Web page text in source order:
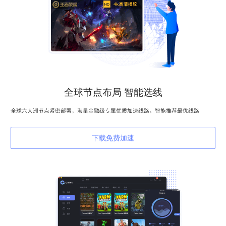
全球节点布局 智能选线
全球六大洲节点紧密部署，海量金融级专属优质加速线路，智能推荐最优线路
下载免费加速